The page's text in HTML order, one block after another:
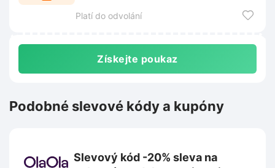
Platí do odvolání
Získejte poukaz
Podobné slevové kódy a kupóny
Slevový kód -20% sleva na